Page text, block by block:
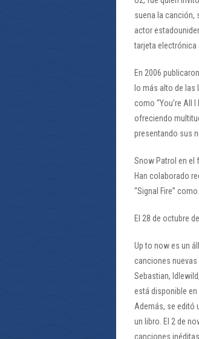
suena la canción,
actor
tarjeta electrónica
En 2006
lo más alto de las
como “You’re All
ofreciendo
presentando sus
Snow Patrol en el
Han colaborado
“Signal Fire”
El 28 de octubre
Up to now es un
canciones
Sebastian,
está disponible en
Además, se editó
un libro. El 2 de
canciones inéditas.